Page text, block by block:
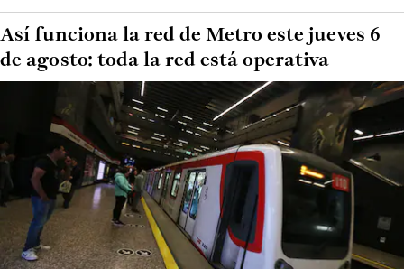
Así funciona la red de Metro este jueves 6
de agosto: toda la red está operativa